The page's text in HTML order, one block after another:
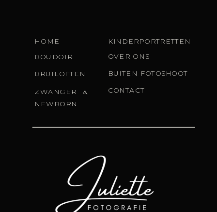
OVER ONS
BUITEN FOTOSHOOT
KINDERPORTRETTEN
BRUILOFTEN
BOUDOIR
HOME
ZWANGER &
NEWBORN
CONTACT